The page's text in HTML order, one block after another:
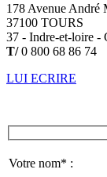
178 Avenue André
37100 TOURS
37 - Indre-et-loire -
T/0 800 68 86 74
LUI ECRIRE
Votre nom* :